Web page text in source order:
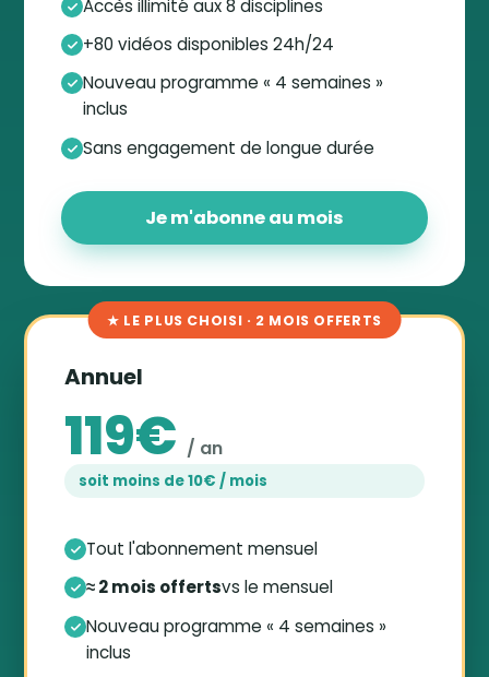
Accès illimité aux 8 disciplines
+80 vidéos disponibles 24h/24
Nouveau programme « 4 semaines »
inclus
Sans engagement de longue durée
Je m'abonne au mois
★ LE PLUS CHOISI · 2 MOIS OFFERTS
Annuel
119€ / an
soit moins de 10€ / mois
Tout l'abonnement mensuel
≈ 2 mois offertsvs le mensuel
Nouveau programme « 4 semaines »
inclus